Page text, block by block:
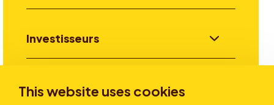
This website uses cookies
Investisseurs
Aller plus loin